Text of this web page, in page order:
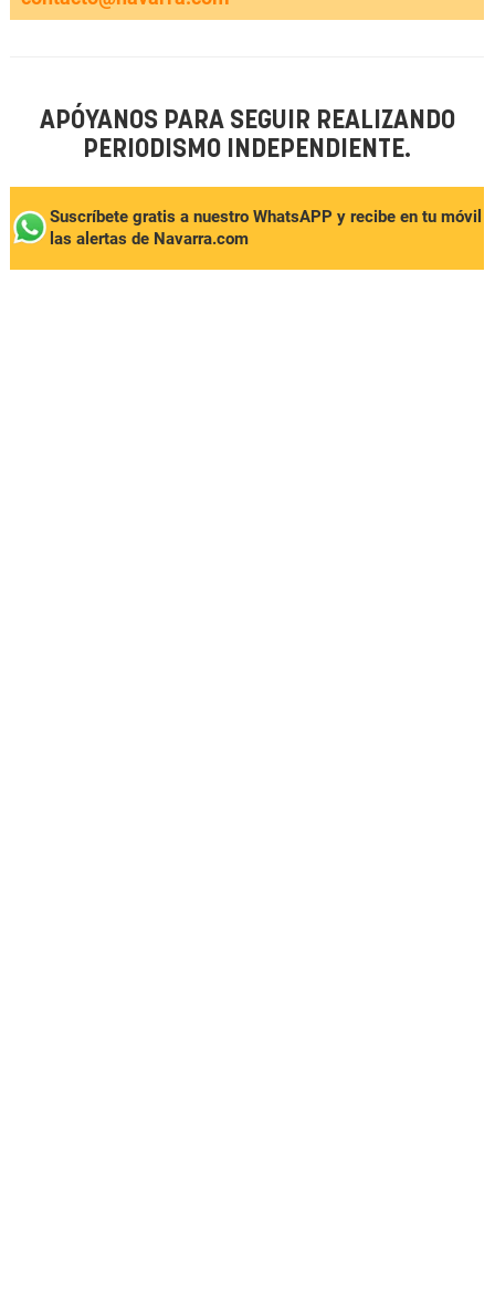
APÓYANOS PARA SEGUIR REALIZANDO
PERIODISMO INDEPENDIENTE.
Suscríbete gratis a nuestro WhatsAPP y recibe en tu móvil
las alertas de Navarra.com